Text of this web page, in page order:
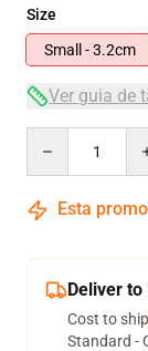
Size
Small - 3.2cm
Ver guia de
Esta
Deliver
Cost to
Standard -